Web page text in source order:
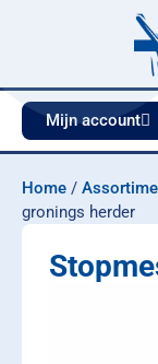
Mijn account
Home /
gronings herder